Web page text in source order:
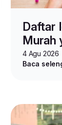
Daftar
Murah
Mahal,
4 Agu 2026
Baca